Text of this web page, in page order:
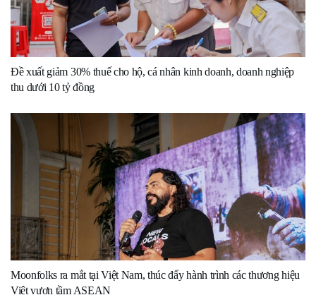
Đề xuất giảm 30% thuế cho hộ, cá nhân kinh doanh, doanh nghiệp
thu dưới 10 tỷ đồng
Moonfolks ra mắt tại Việt Nam, thúc đẩy hành trình các thương hiệu
Việt vươn tầm ASEAN